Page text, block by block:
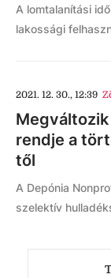
A lomtalanítási
lakossági
2021. 12. 30., 12:39
rendje a
től
A Depónia
szelektív